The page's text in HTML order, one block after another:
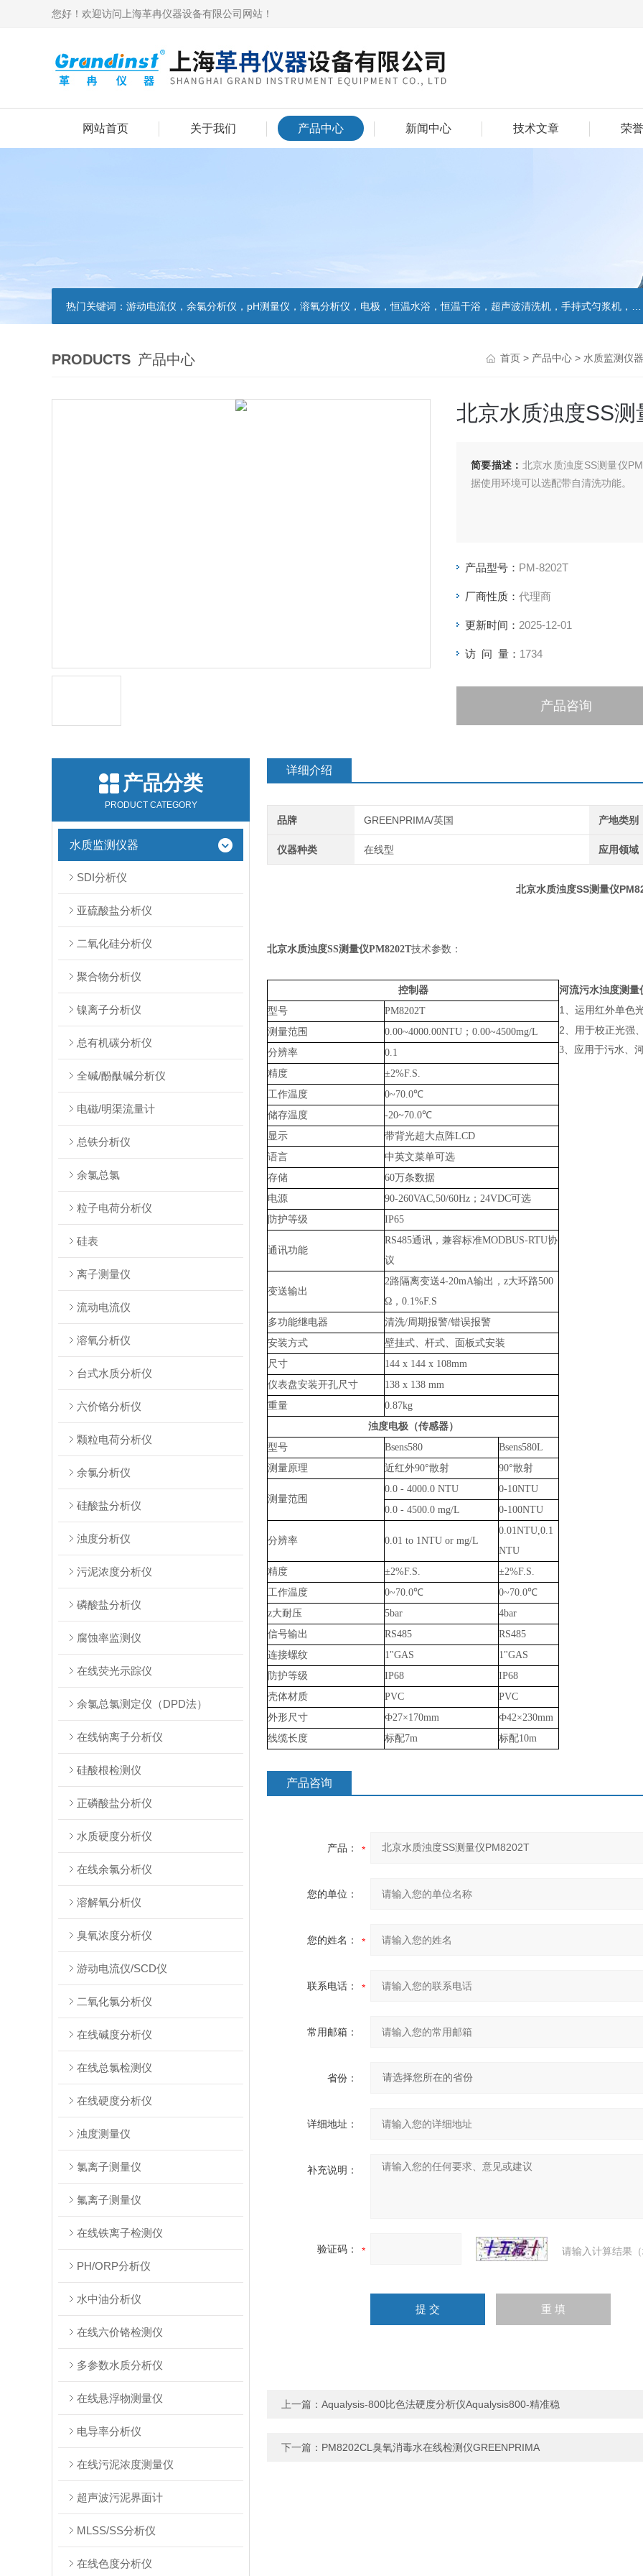
您好！欢迎访问上海革冉仪器设备有限公司网站！
网站首页 关于我们 产品中心 新闻中心 技术文章 荣
热门关键词： 游动电流仪，余氯分析仪，pH测量仪，溶氧分析仪，电极，恒温水浴，恒温干浴，超声波清洗机，手持式匀浆机，匀浆分散机,
PRODUCTS 产品中心 首页 > 产品中心 > 水质监测仪器
北京水质浊度SS
简要描述： 北京水质浊度SS测量仪
据使用环境可以选配带自清洗功能。
产品型号： PM-8202T
厂商性质： 代理商
更新时间： 2025-12-01
访 问 量： 1734
产品咨询
产品分类
PRODUCT CATEGORY
水质监测仪器
SDI分析仪
亚硫酸盐分析仪
二氧化硅分析仪
聚合物分析仪
镍离子分析仪
总有机碳分析仪
全碱/酚酞碱分析仪
电磁/明渠流量计
总铁分析仪
余氯总氯
粒子电荷分析仪
硅表
离子测量仪
流动电流仪
溶氧分析仪
台式水质分析仪
六价铬分析仪
颗粒电荷分析仪
余氯分析仪
硅酸盐分析仪
浊度分析仪
污泥浓度分析仪
磷酸盐分析仪
腐蚀率监测仪
在线荧光示踪仪
余氯总氯测定仪（DPD法）
在线钠离子分析仪
硅酸根检测仪
正磷酸盐分析仪
水质硬度分析仪
在线余氯分析仪
溶解氧分析仪
臭氧浓度分析仪
游动电流仪/SCD仪
二氧化氯分析仪
在线碱度分析仪
在线总氯检测仪
在线硬度分析仪
浊度测量仪
氯离子测量仪
氟离子测量仪
在线铁离子检测仪
PH/ORP分析仪
水中油分析仪
在线六价铬检测仪
多参数水质分析仪
在线悬浮物测量仪
电导率分析仪
在线污泥浓度测量仪
超声波污泥界面计
MLSS/SS分析仪
在线色度分析仪
详细介绍
品牌 GREENPRIMA/英国 产地类别
仪器种类 在线型 应用领域
北京水质浊度SS测量仪
北京水质浊度SS测量仪PM8202T技术参数：
控制器
型号
PM8202T
测量范围
0.00~4000.00NTU；0.00~4500mg/L
分辨率
0.1
精度
±2%F.S.
工作温度
0~70.0℃
储存温度
-20~70.0℃
显示
带背光超大点阵LCD
语言
中英文菜单可选
存储
60万条数据
电源
90-260VAC,50/60Hz；24VDC可选
防护等级
IP65
通讯功能
RS485通讯，兼容标准MODBUS-RTU协
议
变送输出
2路隔离变送4-20mA输出，z大环路500
Ω，0.1%F.S
多功能继电器
清洗/周期报警/错误报警
安装方式
壁挂式、杆式、面板式安装
尺寸
144 x 144 x 108mm
仪表盘安装开孔尺寸
138 x 138 mm
重量
0.87kg
浊度电极（传感器）
型号
Bsens580
Bsens580L
测量原理
近红外90°散射 90°散射
测量范围
0.0 - 4000.0 NTU
0-10NTU
0.0 - 4500.0 mg/L
0-100NTU
分辨率 0.01 to 1NTU or mg/L
0.01NTU,0.1
NTU
精度
±2%F.S.
±2%F.S.
工作温度
0~70.0℃
0~70.0℃
z大耐压
5bar
4bar
信号输出
RS485
RS485
连接螺纹
1"GAS
1"GAS
防护等级
IP68
IP68
壳体材质
PVC
PVC
外形尺寸
Ф27×170mm
Ф42×230mm
线缆长度
标配7m 标配10m
河流污水浊度测量
1、运用红外单色
2、用于校正光强
3、应用于污水、
产品咨询
产品：
您的单位：
您的姓名：
联系电话：
常用邮箱：
省份：
详细地址：
补充说明：
验证码： 请输入计算结果
上一篇： Aqualysis-800比色法硬度分析仪Aqualysis800-精准稳
下一篇： PM8202CL臭氧消毒水在线检测仪GREENPRIMA